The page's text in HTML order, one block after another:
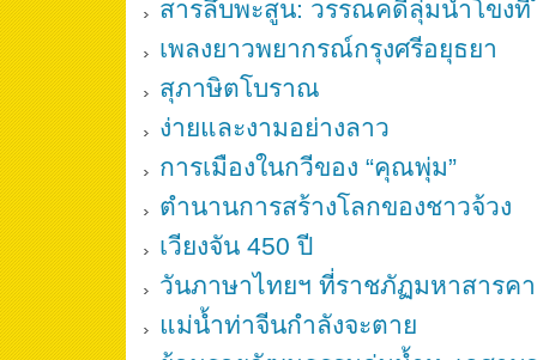
สารลึบพะสูน: วรรณคดีลุ่มน้ำโขงที่
เพลงยาวพยากรณ์กรุงศรีอยุธยา
สุภาษิตโบราณ
ง่ายและงามอย่างลาว
การเมืองในกวีของ “คุณพุ่ม”
ตำนานการสร้างโลกของชาวจ้วง
เวียงจัน 450 ปี
วันภาษาไทยฯ ที่ราชภัฏมหาสารค
แม่น้ำท่าจีนกำลังจะตาย